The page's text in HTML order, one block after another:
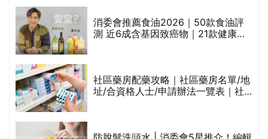
消委會推薦食油2026｜50款食油評
測 近6成含基因致癌物｜21款健康煮
社區藥房配藥攻略｜社區藥房名單/地
址/合資格人士/申請辦法一覽表｜社